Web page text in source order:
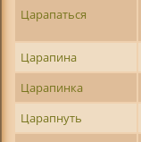
Царапаться
Царапина
Царапинка
Царапнуть